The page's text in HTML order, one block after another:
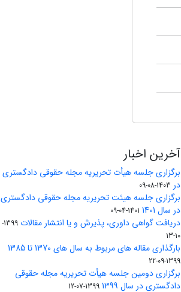
آخرین اخبار
برگزاری جلسه هیأت تحریریه مجله حقوقی دادگستری
در 1403-08-09
برگزاری جلسه هیئت تحریریه مجله حقوقی دادگستری
در سال 1401
1401-04-09
دریافت گواهی داوری، پذیرش و یا انتشار مقالات
1399-
10-13
بارگذاری مقاله های مربوط به سال های 1370 تا 1385
1399-09-22
برگزاری دومین جلسه هیأت تحریریه مجله حقوقی
دادگستری در سال 1399
1399-07-12